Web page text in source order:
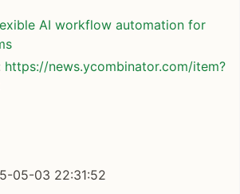
AI workflow automation for
https://news.ycombinator.com/item?
05-03 22:31:52